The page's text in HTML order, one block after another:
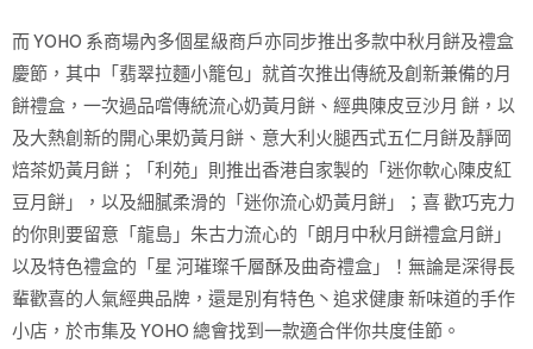
而 YOHO 系商場內多個星級商戶亦同步推出多款中秋月餅及禮盒
慶節，其中「翡翠拉麵小籠包」就首次推出傳統及創新兼備的月
餅禮盒，一次過品嚐傳統流心奶黃月餅、經典陳皮豆沙月 餅，以
及大熱創新的開心果奶黃月餅、意大利火腿西式五仁月餅及靜岡
焙茶奶黃月餅；「利苑」則推出香港自家製的「迷你軟心陳皮紅
豆月餅」，以及細膩柔滑的「迷你流心奶黃月餅」；喜 歡巧克力
的你則要留意「龍島」朱古力流心的「朗月中秋月餅禮盒月餅」
以及特色禮盒的「星 河璀璨千層酥及曲奇禮盒」！無論是深得長
輩歡喜的人氣經典品牌，還是別有特色丶追求健康 新味道的手作
小店，於市集及 YOHO 總會找到一款適合伴你共度佳節。